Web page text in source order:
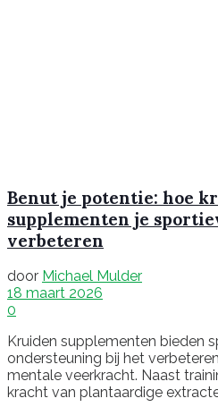
Benut je potentie: hoe
supplementen je
verbeteren
door Michael Mulder
18 maart 2026
0
Kruiden supplementen bieden
ondersteuning bij het
mentale veerkracht. Naast
kracht van plantaardige